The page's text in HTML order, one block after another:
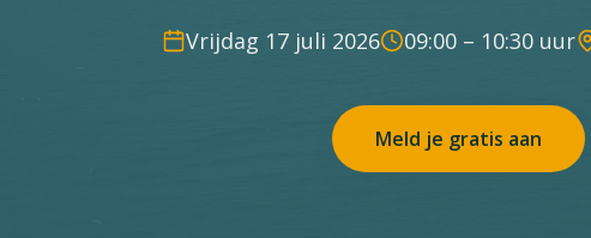
Vrijdag 17 juli 2026 09:00 – 10:30 uur
Meld je gratis aan